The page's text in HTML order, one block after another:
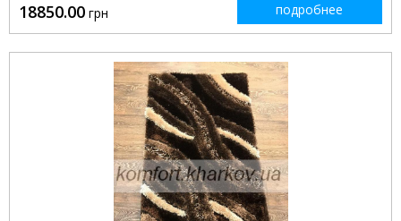
18850.00 грн подробнее